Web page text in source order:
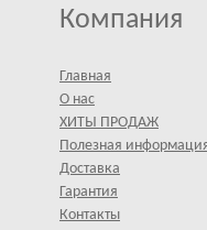
Компания
Главная
О нас
ХИТЫ ПРОДАЖ
Полезная
Доставка
Гарантия
Контакты